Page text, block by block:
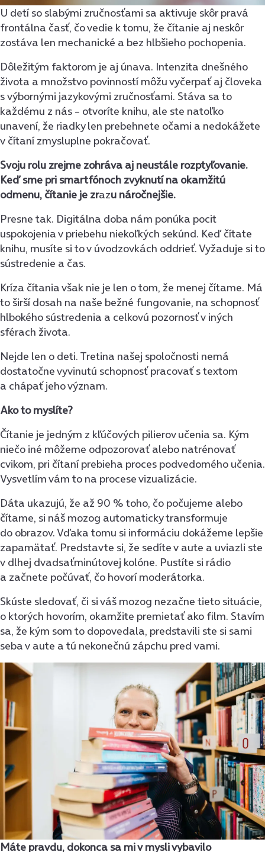
U detí so slabými zručnosťami sa aktivuje skôr pravá
frontálna časť, čo vedie k tomu, že čítanie aj neskôr
zostáva len mechanické a bez hlbšieho pochopenia.
Dôležitým faktorom je aj únava. Intenzita dnešného
života a množstvo povinností môžu vyčerpať aj človeka
s výbornými jazykovými zručnosťami. Stáva sa to
každému z nás – otvoríte knihu, ale ste natoľko
unavení, že riadky len prebehnete očami a nedokážete
v čítaní zmysluplne pokračovať.
Svoju rolu zrejme zohráva aj neustále rozptyľovanie.
Keď sme pri smartfónoch zvyknutí na okamžitú
odmenu, čítanie je zrazu náročnejšie.
Presne tak. Digitálna doba nám ponúka pocit
uspokojenia v priebehu niekoľkých sekúnd. Keď čítate
knihu, musíte si to v úvodzovkách oddrieť. Vyžaduje si to
sústredenie a čas.
Kríza čítania však nie je len o tom, že menej čítame. Má
to širší dosah na naše bežné fungovanie, na schopnosť
hlbokého sústredenia a celkovú pozornosť v iných
sférach života.
Nejde len o deti. Tretina našej spoločnosti nemá
dostatočne vyvinutú schopnosť pracovať s textom
a chápať jeho význam.
Ako to myslíte?
Čítanie je jedným z kľúčových pilierov učenia sa. Kým
niečo iné môžeme odpozorovať alebo natrénovať
cvikom, pri čítaní prebieha proces podvedomého učenia.
Vysvetlím vám to na procese vizualizácie.
Dáta ukazujú, že až 90 % toho, čo počujeme alebo
čítame, si náš mozog automaticky transformuje
do obrazov. Vďaka tomu si informáciu dokážeme lepšie
zapamätať. Predstavte si, že sedíte v aute a uviazli ste
v dlhej dvadsaťminútovej kolóne. Pustíte si rádio
a začnete počúvať, čo hovorí moderátorka.
Skúste sledovať, či si váš mozog nezačne tieto situácie,
o ktorých hovorím, okamžite premietať ako film. Stavím
sa, že kým som to dopovedala, predstavili ste si sami
seba v aute a tú nekonečnú zápchu pred vami.
Máte pravdu, dokonca sa mi v mysli vybavilo